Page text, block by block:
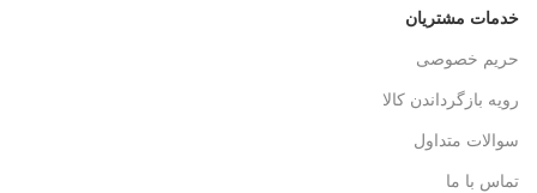
خدمات مشتریان
حریم خصوصی
رویه بازگرداندن کالا
سوالات متداول
تماس با ما